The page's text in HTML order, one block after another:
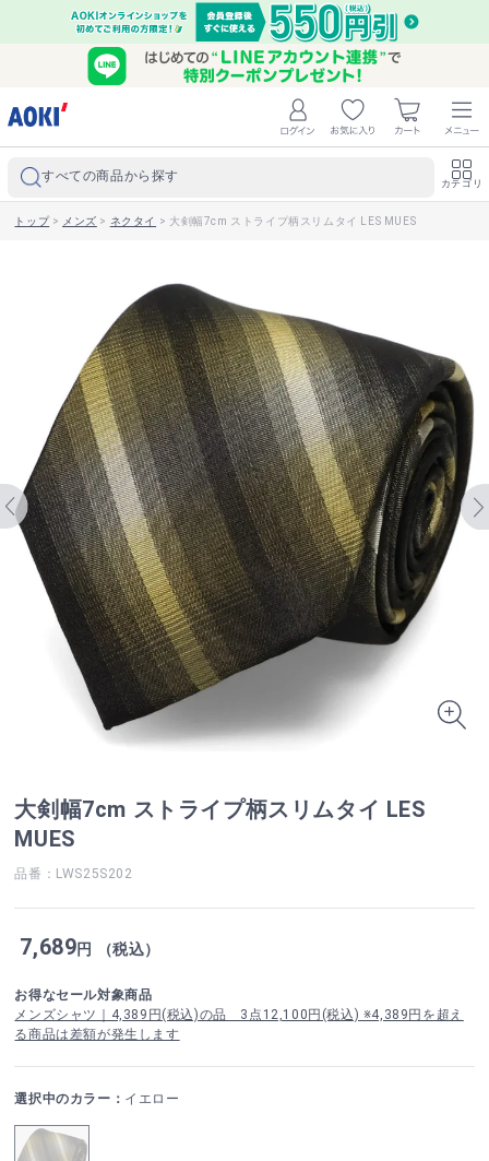
すべての商品から探す カテゴリ
トップ> メンズ > ネクタイ > 大剣幅7cm ストライプ柄スリムタイ LES MUES
大剣幅7cm ストライプ柄スリムタイ LES
MUES
品番：LWS25S202
7,689円 （税込）
お得なセール対象商品
メンズシャツ｜4,389円(税込)の品 3点12,100円(税込) ※4,389円を超え
る商品は差額が発生します
選択中のカラー： イエロー